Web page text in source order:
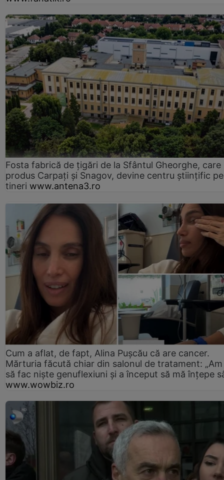
Fosta fabrică de țigări de la Sfântul Gheorghe, care
produs Carpați și Snagov, devine centru științific
tineri www.antena3.ro
Cum a aflat, de fapt, Alina Pușcău că are cancer.
Mărturia făcută chiar din salonul de tratament:
să fac niște genuflexiuni și a început să mă înțepe
www.wowbiz.ro